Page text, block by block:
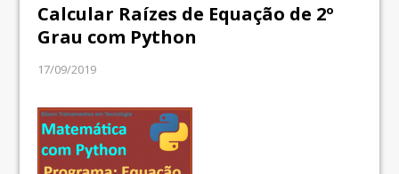
Calcular Raízes de Equação de 2º
Grau com Python
17/09/2019